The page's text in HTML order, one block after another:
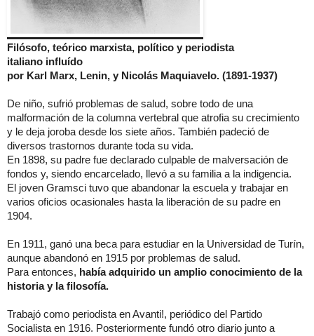
Filósofo, teórico marxista, político y periodista
italiano influído
por Karl Marx, Lenin, y Nicolás Maquiavelo. (1891-1937)
De niño, sufrió problemas de salud, sobre todo de una
malformación de la columna vertebral que atrofia su crecimiento
y le deja joroba desde los siete años. También padeció de
diversos trastornos durante toda su vida.
En 1898, su padre fue declarado culpable de malversación de
fondos y, siendo encarcelado, llevó a su familia a la indigencia.
El joven Gramsci tuvo que abandonar la escuela y trabajar en
varios oficios ocasionales hasta la liberación de su padre en
1904.
En 1911, ganó una beca para estudiar en la Universidad de Turín,
aunque abandonó en 1915 por problemas de salud.
Para entonces, había adquirido un amplio conocimiento de la
historia y la filosofía.
Trabajó como periodista en Avanti!, periódico del Partido
Socialista en 1916. Posteriormente fundó otro diario junto a